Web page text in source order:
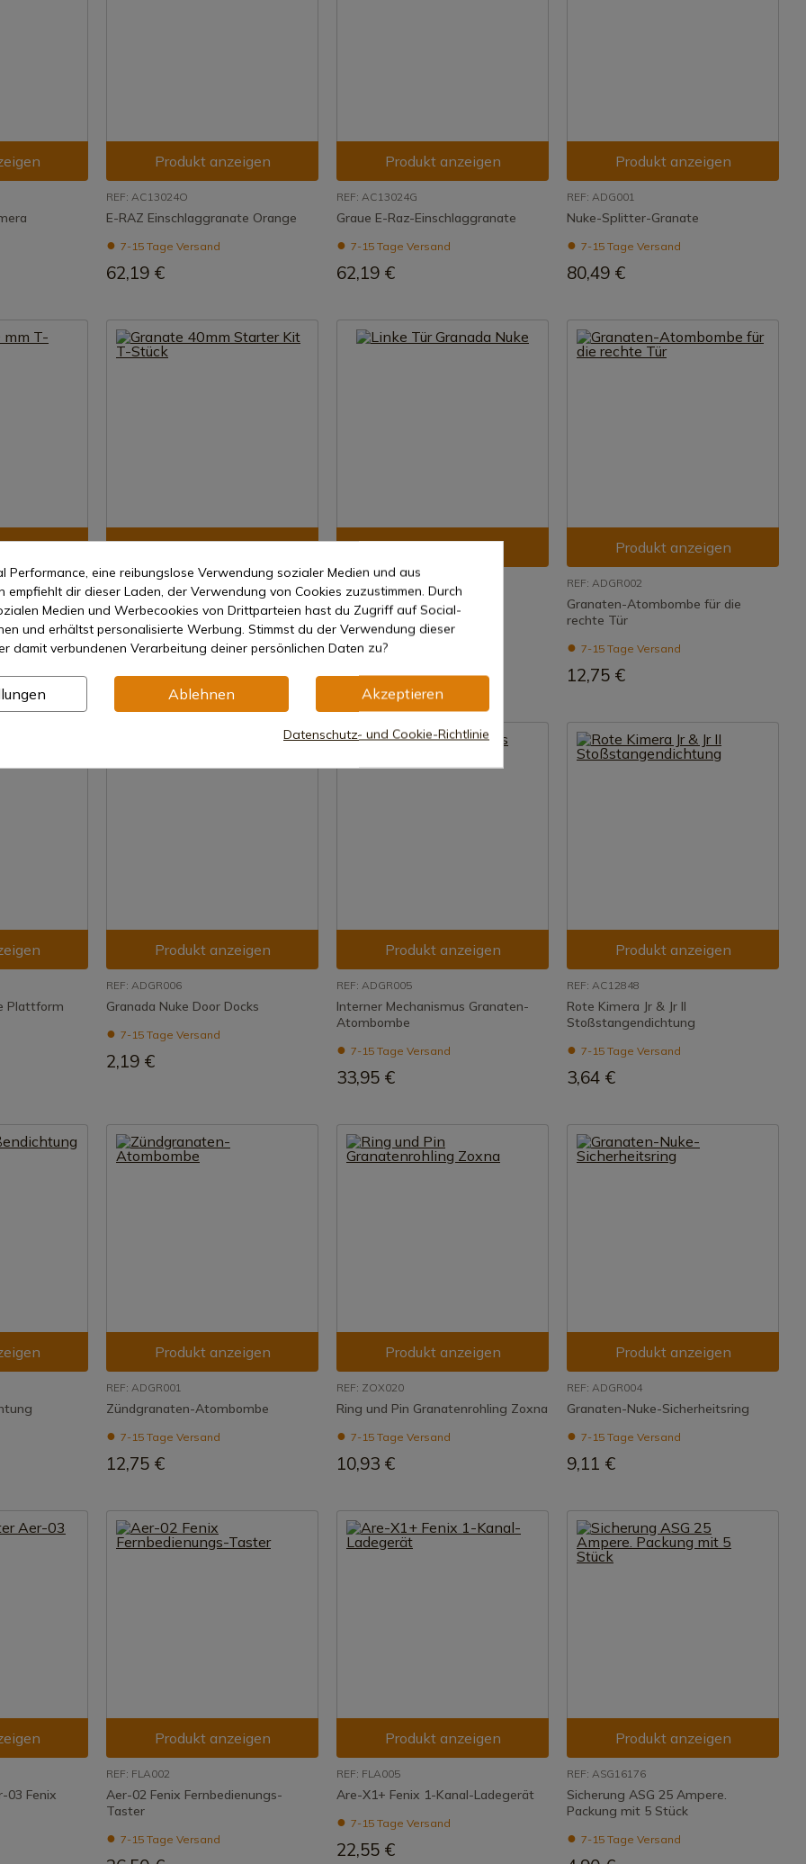
Produkt anzeigen
REF: AC13024O
E-RAZ Einschlaggranate Orange
7-15 Tage Versand
62,19 €
Produkt anzeigen
REF: AC13024G
Graue E-Raz-Einschlaggranate
7-15 Tage Versand
62,19 €
Produkt anzeigen
REF: ADG001
Nuke-Splitter-Granate
7-15 Tage Versand
80,49 €
Produkt anzeigen
REF: TEE002
Granate 40mm Starter Kit T-Stück
7-15 Tage Versand
100,73 €
Produkt anzeigen
REF: ADGR003
Linke Tür Granada Nuke
7-15 Tage Versand
12,75 €
Produkt anzeigen
REF: ADGR002
Granaten-Atombombe für die
rechte Tür
7-15 Tage Versand
12,75 €
Plattform
Produkt anzeigen
REF: ADGR006
Granada Nuke Door Docks
7-15 Tage Versand
2,19 €
Produkt anzeigen
REF: ADGR005
Interner Mechanismus Granaten-
Atombombe
7-15 Tage Versand
33,95 €
Produkt anzeigen
REF: AC12848
Rote Kimera Jr & Jr II
Stoßstangendichtung
7-15 Tage Versand
3,64 €
Produkt anzeigen
REF: ADGR001
Zündgranaten-Atombombe
7-15 Tage Versand
12,75 €
Produkt anzeigen
REF: ZOX020
Ring und Pin Granatenrohling Zoxna
7-15 Tage Versand
10,93 €
Produkt anzeigen
REF: ADGR004
Granaten-Nuke-Sicherheitsring
7-15 Tage Versand
9,11 €
03 Fenix
Produkt anzeigen
REF: FLA002
Aer-02 Fenix Fernbedienungs-
Taster
7-15 Tage Versand
Produkt anzeigen
REF: FLA005
Are-X1+ Fenix 1-Kanal-Ladegerät
7-15 Tage Versand
22,55 €
Produkt anzeigen
REF: ASG16176
Sicherung ASG 25 Ampere.
Packung mit 5 Stück
7-15 Tage Versand
Performance, eine reibungslose Verwendung sozialer Medien und aus
empfiehlt dir dieser Laden, der Verwendung von Cookies zuzustimmen. Durch
Medien und Werbecookies von Drittparteien hast du Zugriff auf Social-
und erhältst personalisierte Werbung. Stimmst du der Verwendung dieser
damit verbundenen Verarbeitung deiner persönlichen Daten zu?
Ablehnen Akzeptieren
Datenschutz- und Cookie-Richtlinie